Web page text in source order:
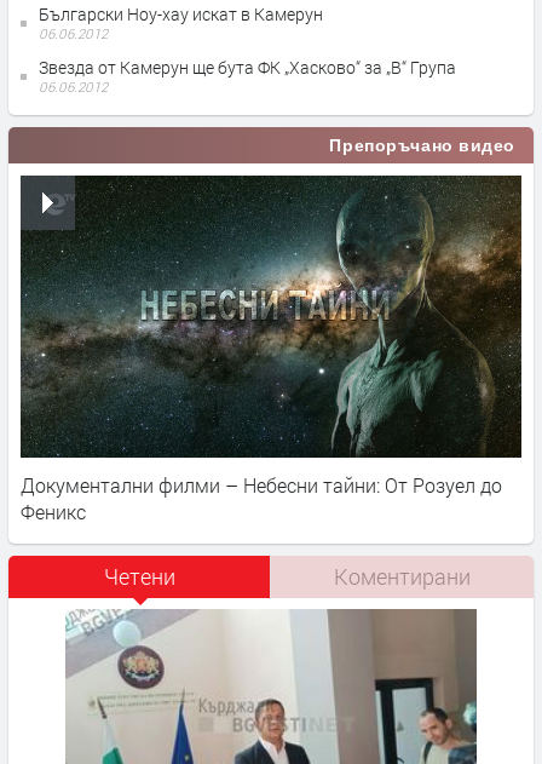
Български Ноу-хау искат в Камерун
06.06.2012
Звезда от Камерун ще бута ФК „Хасково“ за „В“ Група
06.06.2012
Препоръчано видео
Документални филми – Небесни тайни: От Розуел до
Феникс
Четени Коментирани